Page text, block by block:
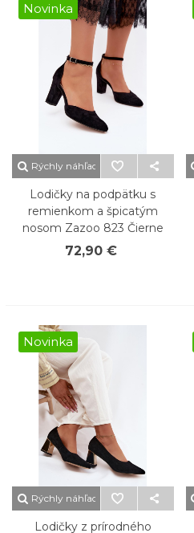
Novinka
Rýchly náhľad
Lodičky na podpätku s
remienkom a špicatým
nosom Zazoo 823 Čierne
72,90 €
Novinka
Rýchly náhľad
Lodičky z prírodného